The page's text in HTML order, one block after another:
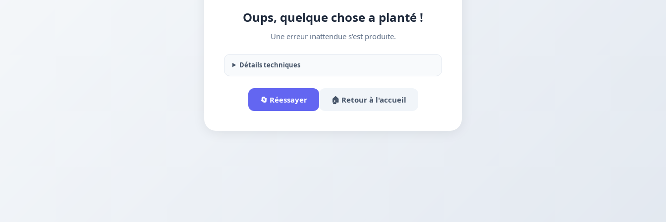
Oups, quelque chose a planté !
Une erreur inattendue s'est produite.
Détails techniques
🔄 Réessayer 🏠 Retour à l'accueil